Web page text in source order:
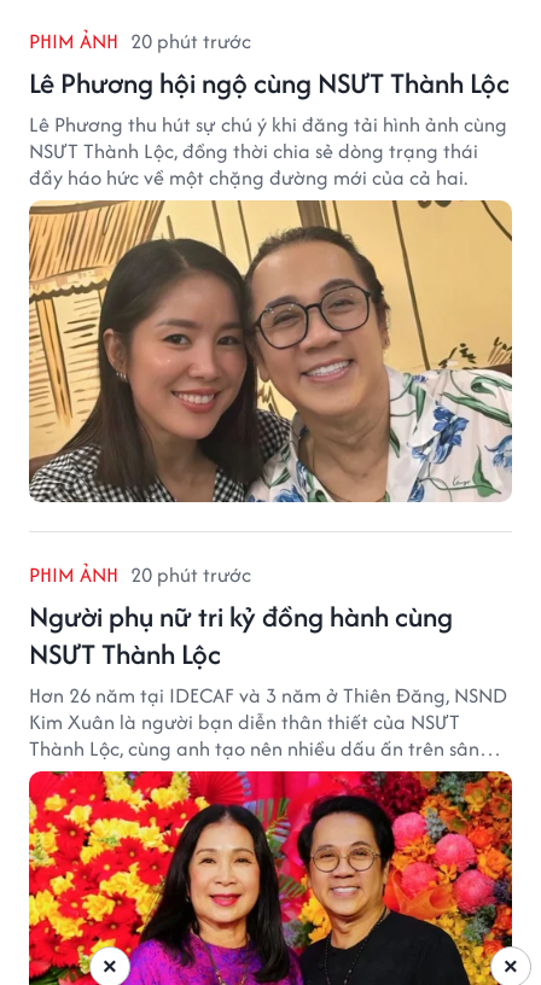
PHIM ẢNH 20 phút trước
Lê Phương hội ngộ cùng NSƯT Thành Lộc
Lê Phương thu hút sự chú ý khi đăng tải hình ảnh cùng
NSƯT Thành Lộc, đồng thời chia sẻ dòng trạng thái
đầy háo hức về một chặng đường mới của cả hai.
PHIM ẢNH 20 phút trước
Người phụ nữ tri kỷ đồng hành cùng
NSƯT Thành Lộc
Hơn 26 năm tại IDECAF và 3 năm ở Thiên Đăng, NSND
Kim Xuân là người bạn diễn thân thiết của NSƯT
Thành Lộc, cùng anh tạo nên nhiều dấu ấn trên sân
khấu.
×
×